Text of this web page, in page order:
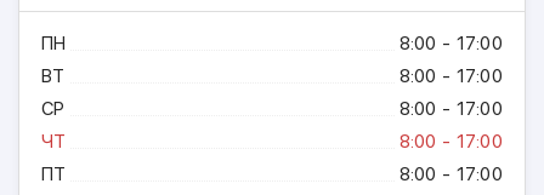
ПН
8:00 - 17:00
ВТ
8:00 - 17:00
СР
8:00 - 17:00
ЧТ
8:00 - 17:00
ПТ
8:00 - 17:00